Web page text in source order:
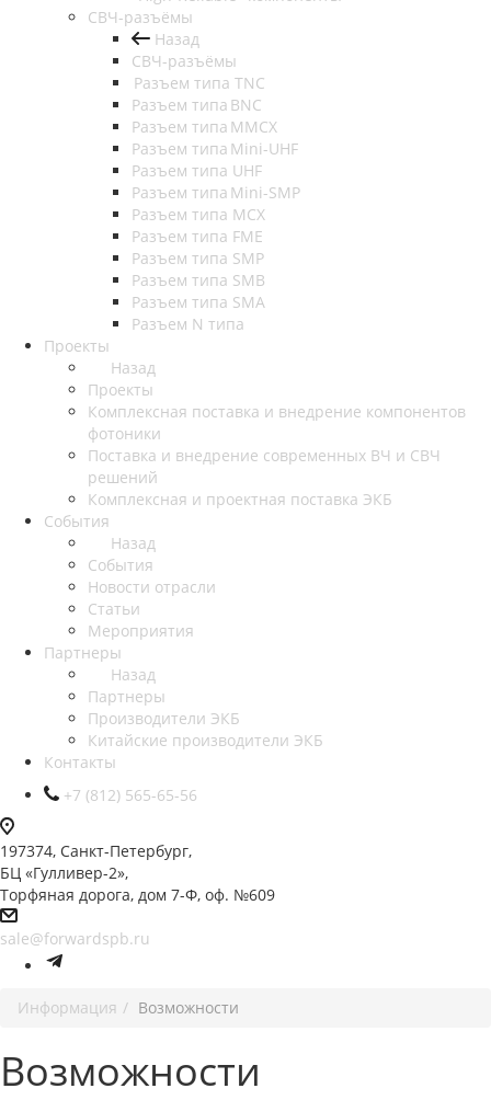
СВЧ-разъёмы
Назад
СВЧ-разъёмы
Разъем типа TNC
Разъем типа BNC
Разъем типа MMCX
Разъем типа Mini-UHF
Разъем типа UHF
Разъем типа Mini-SMP
Разъем типа MCX
Разъем типа FME
Разъем типа SMP
Разъем типа SMB
Разъем типа SMA
Разъем N типа
Проекты
Назад
Проекты
Комплексная поставка и внедрение компонентов
фотоники
Поставка и внедрение современных ВЧ и СВЧ
решений
Комплексная и проектная поставка ЭКБ
События
Назад
События
Новости отрасли
Статьи
Мероприятия
Партнеры
Назад
Партнеры
Производители ЭКБ
Китайские производители ЭКБ
Контакты
+7 (812) 565-65-56
197374, Санкт-Петербург,
БЦ «Гулливер-2»,
Торфяная дорога, дом 7-Ф, оф. №609
sale@forwardspb.ru
Информация Возможности
Возможности